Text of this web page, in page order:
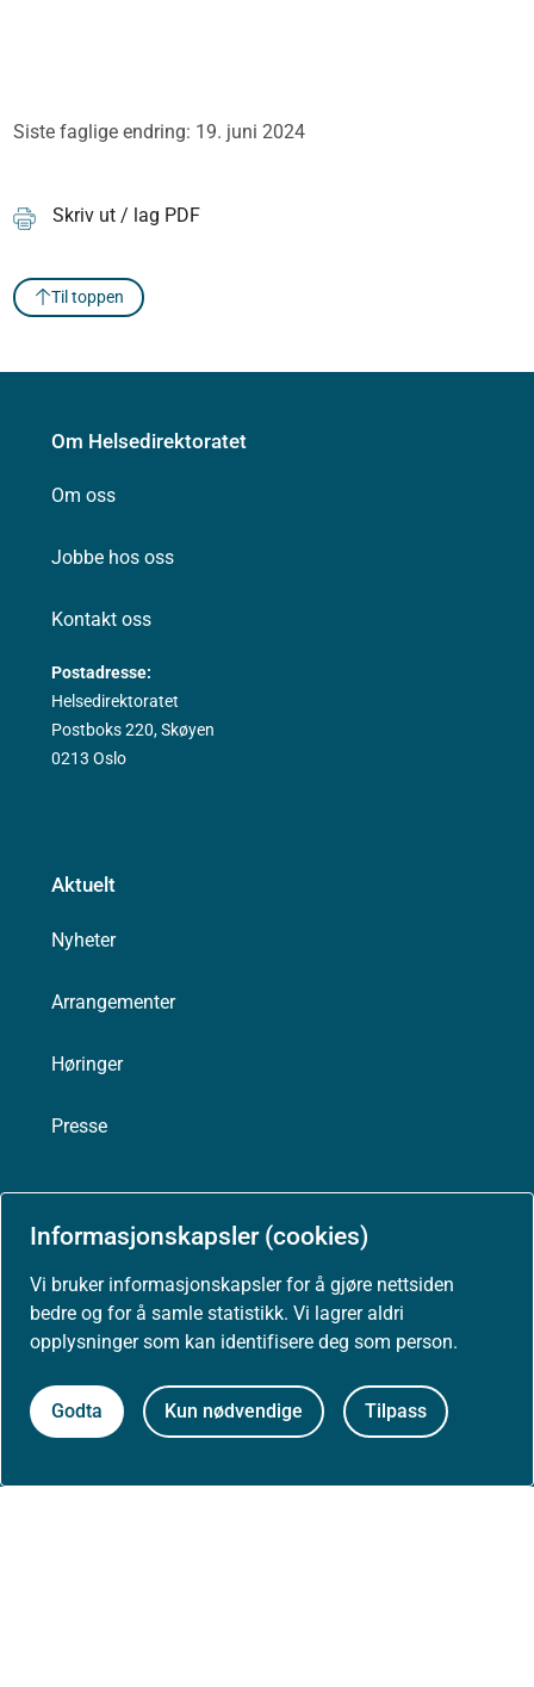
Informasjonskapsler (cookies)
Vi bruker informasjonskapsler for å gjøre nettsiden
bedre og for å samle statistikk. Vi lagrer aldri
opplysninger som kan identifisere deg som person.
Godta Kun nødvendige Tilpass
Siste faglige endring: 19. juni 2024
Skriv ut / lag PDF
Til toppen
Om Helsedirektoratet
Om oss
Jobbe hos oss
Kontakt oss
Postadresse:
Helsedirektoratet
Postboks 220, Skøyen
0213 Oslo
Aktuelt
Nyheter
Arrangementer
Høringer
Presse
Personvernerklæring
Besøksstatistikk og informasjonskapsler